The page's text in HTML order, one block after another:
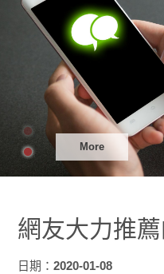
More
網友大力推
日期：2020-01-08